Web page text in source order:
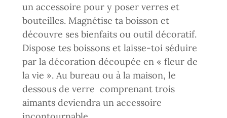
un accessoire pour y poser verres et
bouteilles. Magnétise ta boisson et
découvre ses bienfaits ou outil décoratif.
Dispose tes boissons et laisse-toi séduire
par la décoration découpée en « fleur de
la vie ». Au bureau ou à la maison, le
dessous de verre comprenant trois
aimants deviendra un accessoire